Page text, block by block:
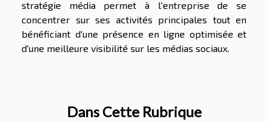
stratégie média permet à l'entreprise de se
concentrer sur ses activités principales tout en
bénéficiant d'une présence en ligne optimisée et
d'une meilleure visibilité sur les médias sociaux.
Dans Cette Rubrique